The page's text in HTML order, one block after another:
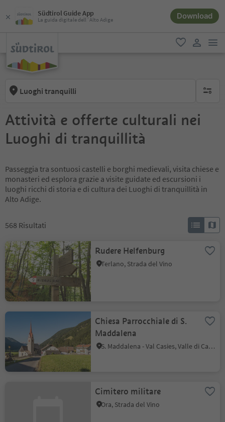
Südtirol Guide App
La guida digitale dell´Alto Adige Download
favoriti
Luoghi tranquilli
Attività e offerte culturali nei
Luoghi di tranquillità
Passeggia tra sontuosi castelli e borghi medievali, visita chiese e
monasteri ed esplora grazie a visite guidate ed escursioni i
luoghi ricchi di storia e di cultura dei Luoghi di tranquillità in
Alto Adige.
568 Risultati
Rudere Helfenburg
Terlano, Strada del Vino
Chiesa Parrocchiale di S.
Maddalena
S. Maddalena - Val Casies, Valle di Casies
Cimitero militare
Ora, Strada del Vino